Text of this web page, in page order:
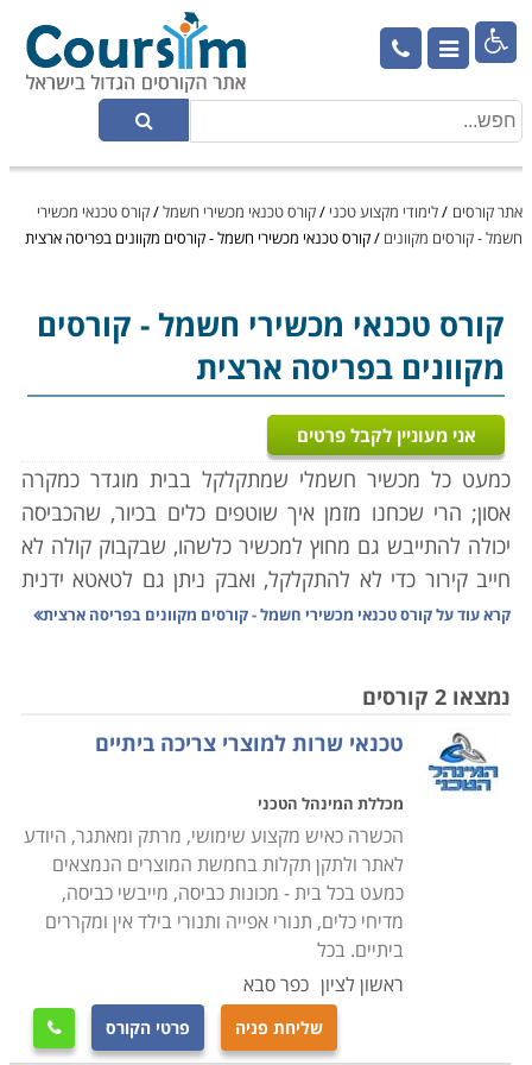

אתר קורסים /לימודי מקצוע טכני /קורס טכנאי מכשירי חשמל/קורס טכנאי מכשירי
חשמל - קורסים מקוונים /קורס טכנאי מכשירי חשמל - קורסים מקוונים בפריסה ארצית
קורס טכנאי מכשירי חשמל- קורסים
מקוונים בפריסה ארצית
אני מעוניין לקבל פרטים
כמעט כל מכשיר חשמלי שמתקלקל בבית מוגדר כמקרה
אסון; הרי שכחנו מזמן איך שוטפים כלים בכיור, שהכביסה
יכולה להתייבש גם מחוץ למכשיר כלשהו, שבקבוק קולה לא
חייב קירור כדי לא להתקלקל, ואבק ניתן גם לטאטא ידנית
מהבית.
שצץ משבר, חשנו למעבדה לתקן ממייבש שיער ועד
טלויזיה. היום, אם התגלתה בעיה במכשיר שפג תוקף
האחריות עבורו, נשאלת מיד השאלה "לתקן או לשדרג?".
תהליכים משונים עוברים על מכשירי החשמל הביתיים שלנו;
מצד אחד הם הופכים עם הזמן לזולים יותר, אך עם זאת הם
גם נהיים משוכללים יותר, ולכן קשים יותר לתיקון. לימודי
קורס טכנאי מכשירי חשמל מעניקים את כל הידע הנדרש
לפתור את הדילמה באמצעות האפשרות הראשונה, אשר
פעמים רבות היא החכמה והחסכונית מבין השתיים.
כיום מערך התיקונים למכשירי חשמל מתרכז פחות
קרא עוד עלקורס טכנאי מכשירי חשמל - קורסים מקוונים בפריסה ארצית
נמצאו 2 קורסים
טכנאי שרות למוצרי צריכה ביתיים
מכללת המינהל הטכני
הכשרה כאיש מקצוע שימושי, מרתק ומאתגר, היודע
לאתר ולתקן תקלות בחמשת המוצרים הנמצאים
כמעט בכל בית - מכונות כביסה, מייבשי כביסה,
מדיחי כלים, תנורי אפייה ותנורי בילד אין ומקררים
ביתיים. בכל
ראשון לציון כפר סבא
שליחת פניה פרטי הקורס 